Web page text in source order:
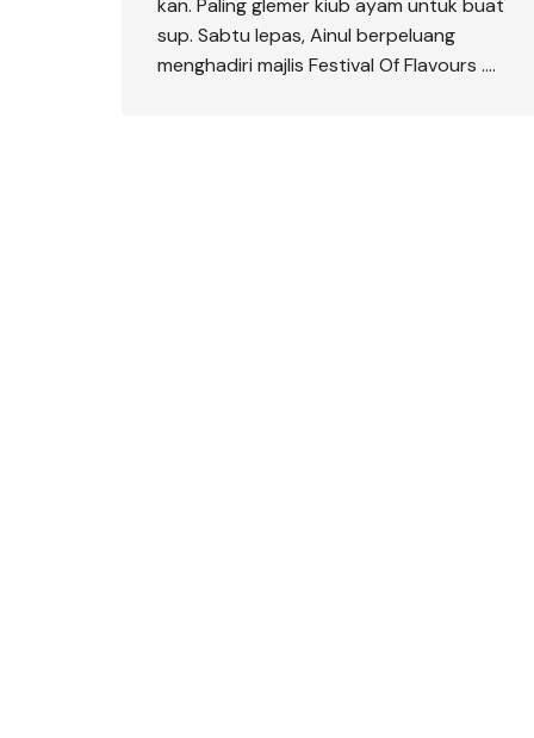
kan. Paling glemer kiub ayam untuk buat
sup. Sabtu lepas, Ainul berpeluang
menghadiri majlis Festival Of Flavours ….